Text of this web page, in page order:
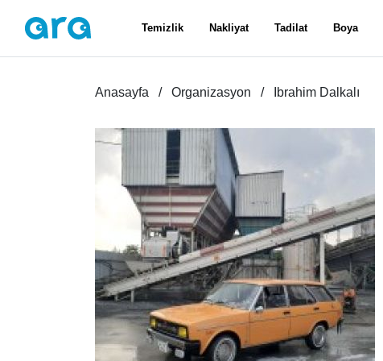
Temizlik Nakliyat Tadilat Boya
Anasayfa Organizasyon Ibrahim Dalkalı